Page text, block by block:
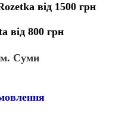
від 1500 грн
від 800 грн
м. Суми